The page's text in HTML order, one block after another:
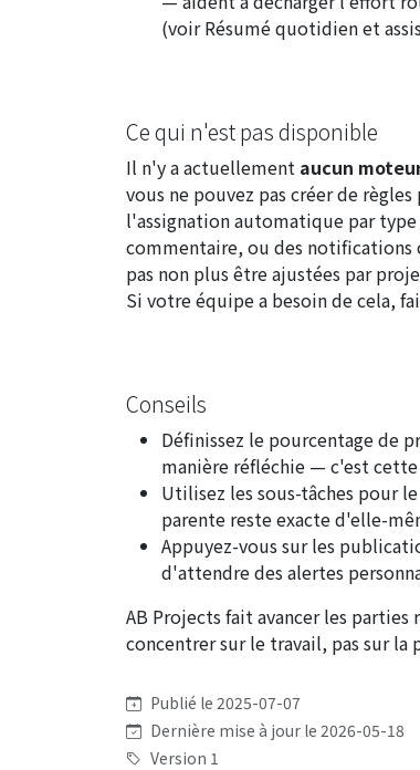
(voirRésumé quotidien et
Ce qui n'est pas disponible
Il n'y a actuellement aucun
vous ne pouvez pas créer de
l'assignation automatique par
commentaire, ou des notifications
pas non plus être ajustées par
Si votre équipe a besoin de cela,
Conseils
Définissez le pourcentage de
manière réfléchie — c'est
Utilisez les sous-tâches pour
parente reste exacte d'elle-
Appuyez-vous sur les
d'attendre des alertes
AB Projects fait avancer les
concentrer sur le travail, pas sur la
Publié le 2025-07-07
Dernière mise à jour le 2026-05-18
Version 1